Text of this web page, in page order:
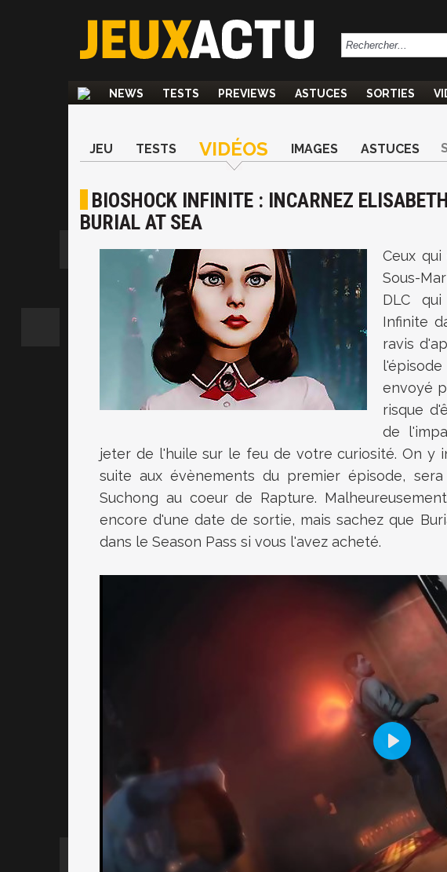
NEWS TESTS PREVIEWS ASTUCES SORTIES
JEU TESTS VIDÉOS IMAGES ASTUCES
BIOSHOCK INFINITE : INCARNEZ
BURIAL AT SEA
Ceux
Sous-
DLC
Infinite
ravis
envoyé
risque
de
jeter de l'huile sur le feu de votre curiosité. On y
suite aux évènements du premier épisode,
Suchong au coeur de Rapture.
encore d'une date de sortie, mais sachez que
dans le Season Pass si vous l'avez acheté.